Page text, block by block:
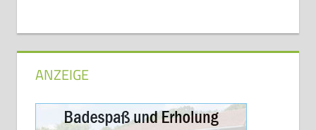
ANZEIGE